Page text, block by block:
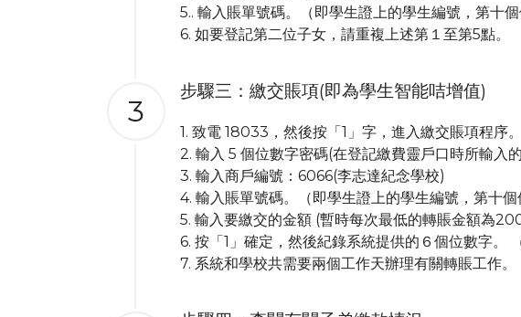
5.. 輸入賬單號碼。（即學生證上的學生編號，第十
6. 如要登記第二位子女，請重複上述第１至第5點。
3
步驟三：繳交賬項(即為學生智能咭增值)
1. 致電 18033，然後按「1」字，進入繳交賬項程序。
2. 輸入 5 個位數字密碼(在登記繳費靈戶口時所輸入
3. 輸入商戶編號：6066(李志達紀念學校)
4. 輸入賬單號碼。（即學生證上的學生編號，第十
5. 輸入要繳交的金額 (暫時每次最低的轉賬金額為
6. 按「1」確定，然後紀錄系統提供的６個位數字。
7. 系統和學校共需要兩個工作天辦理有關轉賬工作。